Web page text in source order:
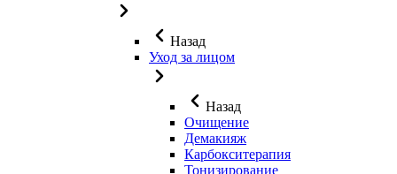
Назад
Уход за лицом
Назад
Очищение
Демакияж
Карбокситерапия
Тонизирование